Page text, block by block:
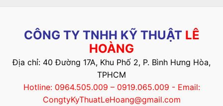
CÔNG TY TNHH KỸ THUẬT LÊ
HOÀNG
Địa chỉ: 40 Đường 17A, Khu Phố 2, P. Bình Hưng Hòa,
TPHCM
Hotline: 0964.505.009 – 0919.065.009 - Email:
CongtyKyThuatLeHoang@gmail.com